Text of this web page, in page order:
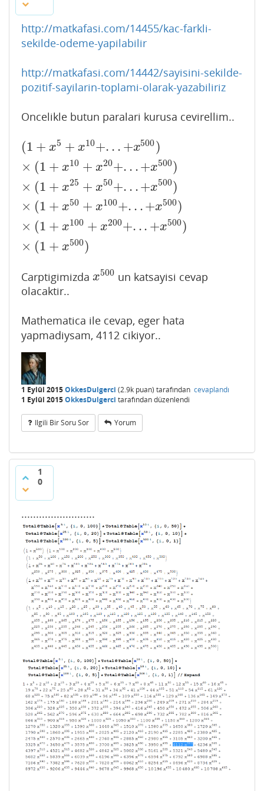
http://matkafasi.com/14455/kac-farkli-
sekilde-odeme-yapilabilir
http://matkafasi.com/14442/sayisini-sekilde-
pozitif-sayilarin-toplami-olarak-yazabiliriz
Oncelikle butun paralari kurusa cevirellim..
(1 + x5 + x10+. . . +x500)
× (1 + x10 + x20+. . .+x500)
× (1 + x25 + x50+. . .+x500)
× (1 + x50 + x100+. . .+x500)
× (1 + x100 + x200+. .. +x500)
× (1 + x500)
(1+ x5 +x10+ ...+x500) × (1+x10+
Carptigimizda x500
x500 un katsayisi cevap
olacaktir..
Mathematica ile cevap, eger hata
yapmadiysam, 4112 cikiyor..
1 Eylül 2015OkkesDulgerci (2.9k puan) tarafından cevaplandı
1 Eylül 2015OkkesDulgerci tarafındandüzenlendi
Ilgili Bir Soru Sor Yorum
1
0
.........................